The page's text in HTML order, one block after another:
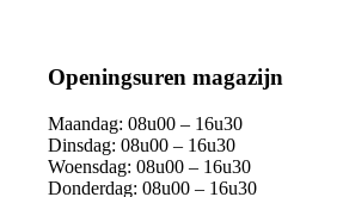
Openingsuren magazijn
Maandag: 08u00 – 16u30
Dinsdag: 08u00 – 16u30
Woensdag: 08u00 – 16u30
Donderdag: 08u00 – 16u30